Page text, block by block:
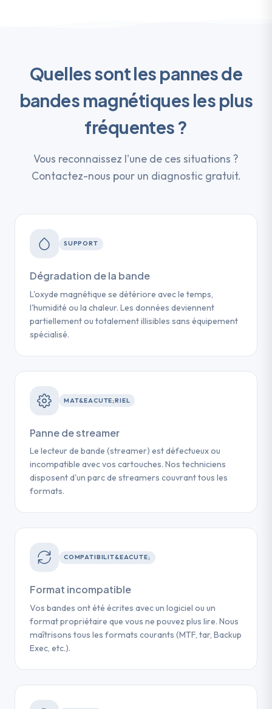
Quelles sont les pannes de
bandes magnétiques les plus
fréquentes ?
Vous reconnaissez l'une de ces situations ?
Contactez-nous pour un diagnostic gratuit.
SUPPORT
Dégradation de la bande
L'oxyde magnétique se détériore avec le temps,
l'humidité ou la chaleur. Les données deviennent
partiellement ou totalement illisibles sans équipement
spécialisé.
MAT&EACUTE;RIEL
Panne de streamer
Le lecteur de bande (streamer) est défectueux ou
incompatible avec vos cartouches. Nos techniciens
disposent d'un parc de streamers couvrant tous les
formats.
COMPATIBILIT&EACUTE;
Format incompatible
Vos bandes ont été écrites avec un logiciel ou un
format propriétaire que vous ne pouvez plus lire. Nous
maîtrisons tous les formats courants (MTF, tar, Backup
Exec, etc.).